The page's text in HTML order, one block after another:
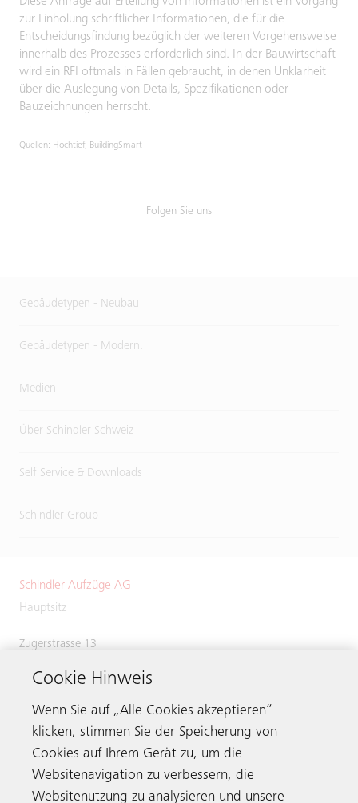
zur Einholung schriftlicher Informationen, die für die
Entscheidungsfindung bezüglich der weiteren Vorgehensweise
innerhalb des Prozesses erforderlich sind. In der Bauwirtschaft
wird ein RFI oftmals in Fällen gebraucht, in denen Unklarheit
über die Auslegung von Details, Spezifikationen oder
Bauzeichnungen herrscht.
Quellen: Hochtief, BuildingSmart
Folgen Sie uns
Gebäudetypen - Neubau
Gebäudetypen - Modern.
Medien
Über Schindler Schweiz
Self Service & Downloads
Schindler Group
Schindler Aufzüge AG
Hauptsitz
Zugerstrasse 13
Switzerland
Phone:+41 41 445 31 31
Kontaktieren
Cookie Hinweis
Wenn Sie auf „Alle Cookies akzeptieren“
klicken, stimmen Sie der Speicherung von
Cookies auf Ihrem Gerät zu, um die
Websitenavigation zu verbessern, die
Websitenutzung zu analysieren und unsere